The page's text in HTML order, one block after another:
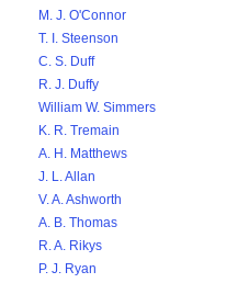
M. J. O'Connor
T. I. Steenson
C. S. Duff
R. J. Duffy
William W. Simmers
K. R. Tremain
A. H. Matthews
J. L. Allan
V. A. Ashworth
A. B. Thomas
R. A. Rikys
P. J. Ryan